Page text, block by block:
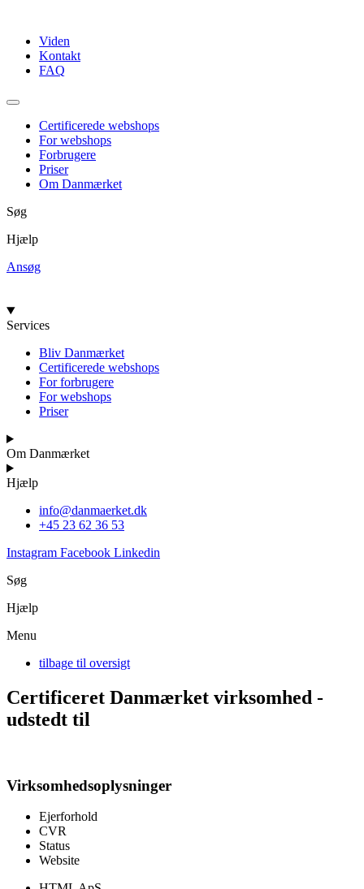
indholdViden
Kontakt
FAQ
Certificerede webshops
For webshops
Forbrugere
Priser
Om Danmærket
Søg
Hjælp
Ansøg
Services
Bliv Danmærket
Certificerede webshops
For forbrugere
For webshops
Priser
Om Danmærket
Hjælp
info@danmaerket.dk
+45 23 62 36 53
Instagram Facebook Linkedin
Søg
Hjælp
Menu
tilbage til oversigt
Certificeret Danmærket virksomhed -
udstedt til
Virksomhedsoplysninger
Ejerforhold
CVR
Status
Website